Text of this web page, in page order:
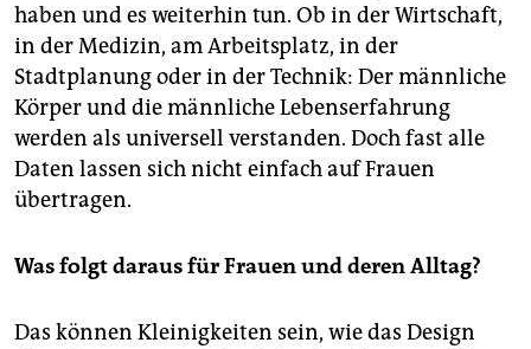
haben und es weiterhin tun. Ob in der Wirtschaft,
in der Medizin, am Arbeitsplatz, in der
Stadtplanung oder in der Technik: Der männliche
Körper und die männliche Lebenserfahrung
werden als universell verstanden. Doch fast alle
Daten lassen sich nicht einfach auf Frauen
übertragen.
Was folgt daraus für Frauen und deren Alltag?
Das können Kleinigkeiten sein, wie das Design